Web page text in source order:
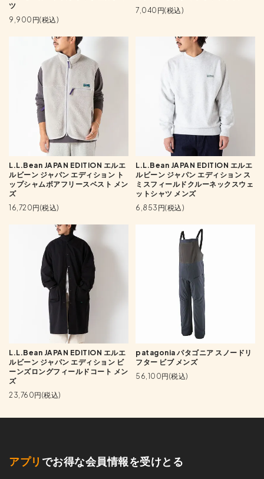
ツ
9,900円(税込)
7,040円(税込)
L.L.Bean JAPAN EDITION エルエ
ルビーン ジャパン エディション ト
ップシャムボアフリースベスト メン
ズ
16,720円(税込)
L.L.Bean JAPAN EDITION エルエ
ルビーン ジャパン エディション ス
ミスフィールドクルーネックスウェ
ットシャツ メンズ
6,853円(税込)
L.L.Bean JAPAN EDITION エルエ
ルビーン ジャパン エディション ビ
ーンズロングフィールドコート メン
ズ
23,760円(税込)
patagonia パタゴニア スノードリ
フター ビブ メンズ
56,100円(税込)
アプリ でお得な会員情報を受けとる